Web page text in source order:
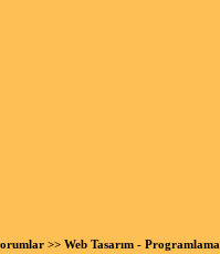
>> Web Tasarım - Programlama